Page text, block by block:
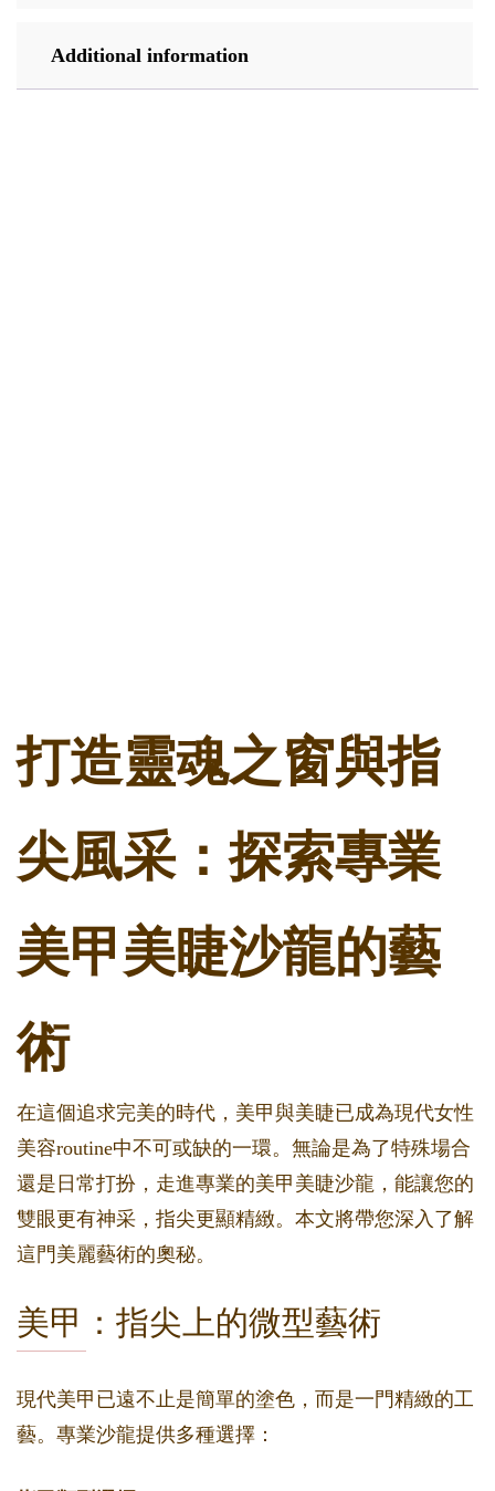
Additional information
打造靈魂之窗與指
尖風采：探索專業
美甲美睫沙龍的藝
術
在這個追求完美的時代，美甲與美睫已成為現代女性
美容routine中不可或缺的一環。無論是為了特殊場合
還是日常打扮，走進專業的美甲美睫沙龍，能讓您的
雙眼更有神采，指尖更顯精緻。本文將帶您深入了解
這門美麗藝術的奧秘。
美甲：指尖上的微型藝術
現代美甲已遠不止是簡單的塗色，而是一門精緻的工
藝。專業沙龍提供多種選擇：